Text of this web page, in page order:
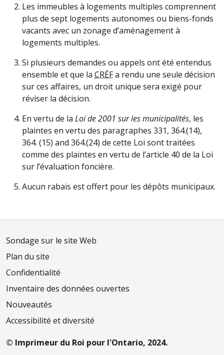
Les immeubles à logements multiples comprennent
plus de sept logements autonomes ou biens-fonds
vacants avec un zonage d’aménagement à
logements multiples.
Si plusieurs demandes ou appels ont été entendus
ensemble et que la CRÉFa rendu une seule décision
sur ces affaires, un droit unique sera exigé pour
réviser la décision.
En vertu de la Loi de 2001 sur les municipalités, les
plaintes en vertu des paragraphes 331, 364.(14),
364. (15) and 364.(24) de cette Loi sont traitées
comme des plaintes en vertu de l’article 40 de la Loi
sur l’évaluation foncière.
Aucun rabais est offert pour les dépôts municipaux.
Sondage sur le site Web
Plan du site
Confidentialité
Inventaire des données ouvertes
Nouveautés
Accessibilité et diversité
© Imprimeur du Roi pour l'Ontario, 2024.